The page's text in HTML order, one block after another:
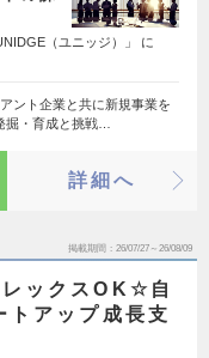
（ユニッジ）」 に
ント企業と共に新規事業を
掘・育成と挑戦…
詳細へ
掲載期間 26/07/27～26/08/09
ックスOK☆自
アップ成長支